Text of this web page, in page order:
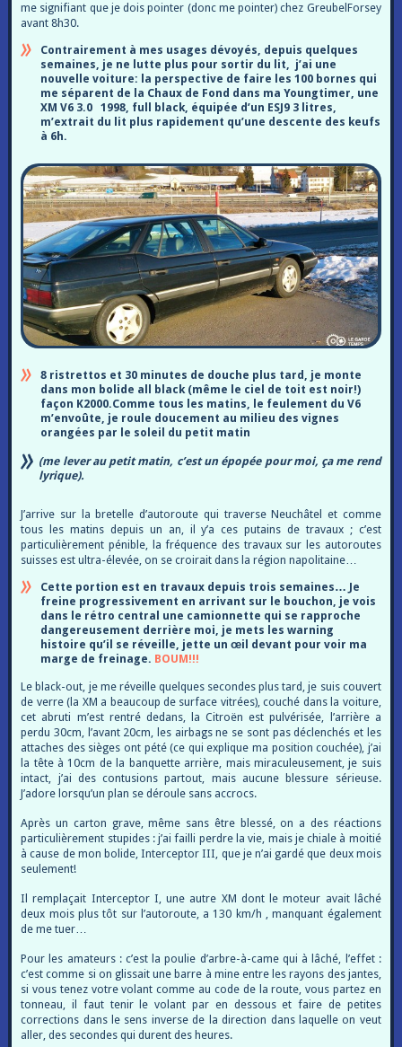
me signifiant que je dois pointer (donc me pointer) chez GreubelForsey
avant 8h30.
Contrairement à mes usages dévoyés, depuis quelques
semaines, je ne lutte plus pour sortir du lit, j’ai une
nouvelle voiture: la perspective de faire les 100 bornes qui
me séparent de la Chaux de Fond dans ma Youngtimer, une
XM V6 3.0 1998, full black, équipée d’un ESJ9 3 litres,
m’extrait du lit plus rapidement qu’une descente des keufs
à 6h.
8 ristrettos et 30 minutes de douche plus tard, je monte
dans mon bolide all black (même le ciel de toit est noir!)
façon K2000.Comme tous les matins, le feulement du V6
m’envoûte, je roule doucement au milieu des vignes
orangées par le soleil du petit matin
(me lever au petit matin, c’est un épopée pour moi, ça me rend
lyrique).
J’arrive sur la bretelle d’autoroute qui traverse Neuchâtel et comme
tous les matins depuis un an, il y’a ces putains de travaux ; c’est
particulièrement pénible, la fréquence des travaux sur les autoroutes
suisses est ultra-élevée, on se croirait dans la région napolitaine…
Cette portion est en travaux depuis trois semaines… Je
freine progressivement en arrivant sur le bouchon, je vois
dans le rétro central une camionnette qui se rapproche
dangereusement derrière moi, je mets les warning
histoire qu’il se réveille, jette un œil devant pour voir ma
marge de freinage. BOUM!!!
Le black-out, je me réveille quelques secondes plus tard, je suis couvert
de verre (la XM a beaucoup de surface vitrées), couché dans la voiture,
cet abruti m’est rentré dedans, la Citroën est pulvérisée, l’arrière a
perdu 30cm, l’avant 20cm, les airbags ne se sont pas déclenchés et les
attaches des sièges ont pété (ce qui explique ma position couchée), j’ai
la tête à 10cm de la banquette arrière, mais miraculeusement, je suis
intact, j’ai des contusions partout, mais aucune blessure sérieuse.
J’adore lorsqu’un plan se déroule sans accrocs.
Après un carton grave, même sans être blessé, on a des réactions
particulièrement stupides : j’ai failli perdre la vie, mais je chiale à moitié
à cause de mon bolide, Interceptor III, que je n’ai gardé que deux mois
seulement!
Il remplaçait Interceptor I, une autre XM dont le moteur avait lâché
deux mois plus tôt sur l’autoroute, a 130 km/h , manquant également
de me tuer…
Pour les amateurs : c’est la poulie d’arbre-à-came qui à lâché, l’effet :
c’est comme si on glissait une barre à mine entre les rayons des jantes,
si vous tenez votre volant comme au code de la route, vous partez en
tonneau, il faut tenir le volant par en dessous et faire de petites
corrections dans le sens inverse de la direction dans laquelle on veut
aller, des secondes qui durent des heures.